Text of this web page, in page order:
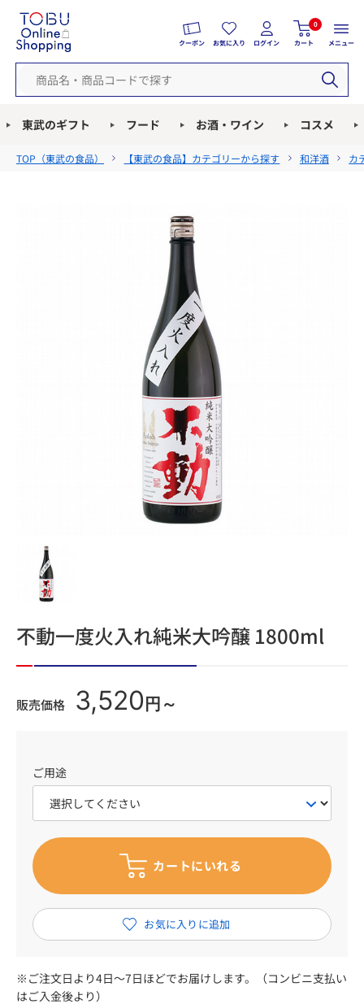
クーポン お気に入り ログイン
0
カート メニュー
東武のギフト フード お酒・ワイン コスメ
TOP（東武の食品） 【東武の食品】カテゴリーから探す 和洋酒 カ
不動一度火入れ純米大吟醸 1800ml
販売価格 3,520 円～
ご用途
※ご注文日より4日～7日ほどでお届けします。（コンビニ支払い
はご入金後より）